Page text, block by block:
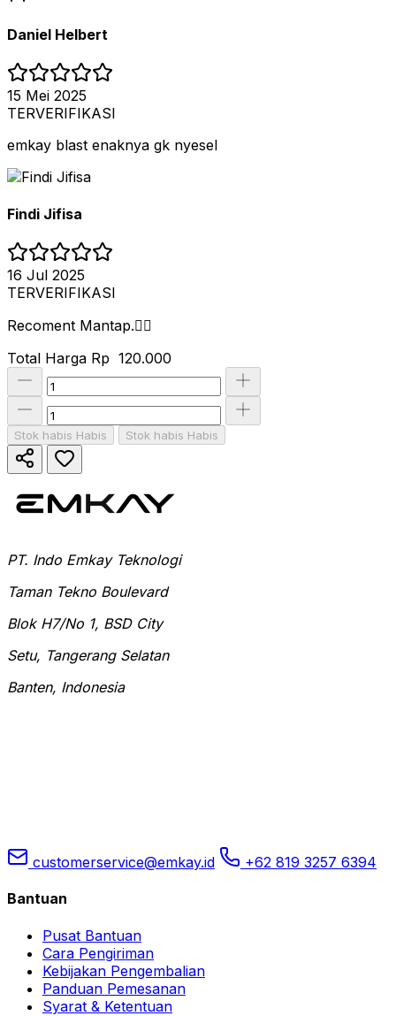
Daniel Helbert
15 Mei 2025
TERVERIFIKASI
emkay blast enaknya gk nyesel
Findi Jifisa
16 Jul 2025
TERVERIFIKASI
Recoment Mantap.👍🏻
Total Harga Rp 120.000
Stok habis Habis Stok habis Habis
PT. Indo Emkay Teknologi
Taman Tekno Boulevard
Blok H7/No 1, BSD City
Setu, Tangerang Selatan
Banten, Indonesia
customerservice@emkay.id +62 819 3257 6394
Bantuan
Pusat Bantuan
Cara Pengiriman
Kebijakan Pengembalian
Panduan Pemesanan
Syarat & Ketentuan